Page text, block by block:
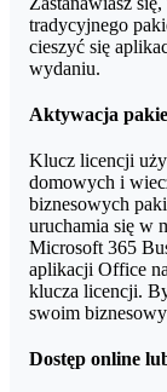
Microsoft
Aplikacje
Business)
Microsoft
Business
tradycyjnego
cieszyć się
wydaniu.
Aktywacja
Klucz licencji
domowych i
biznesowych
uruchamia się w
Microsoft 365
aplikacji Office
klucza licencji.
swoim
Dostęp online